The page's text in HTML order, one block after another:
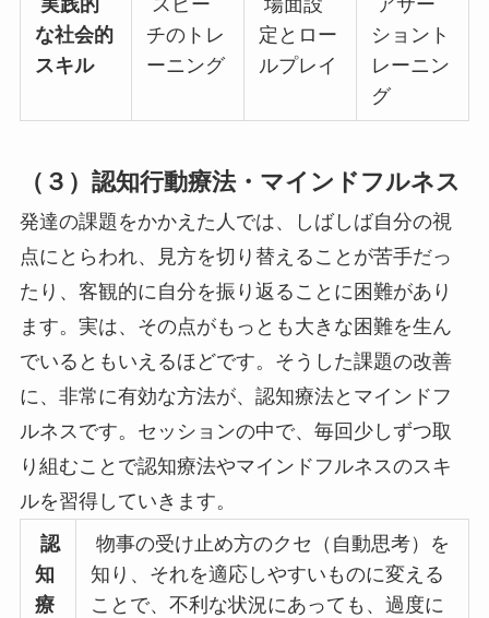
実践的
な社会的
スキル
スピー
チのトレ
ーニング
場面設
定とロー
ルプレイ
アサー
ショント
レーニン
グ
（３）認知行動療法・マインドフルネス
発達の課題をかかえた人では、しばしば自分の視
点にとらわれ、見方を切り替えることが苦手だっ
たり、客観的に自分を振り返ることに困難があり
ます。実は、その点がもっとも大きな困難を生ん
でいるともいえるほどです。そうした課題の改善
に、非常に有効な方法が、認知療法とマインドフ
ルネスです。セッションの中で、毎回少しずつ取
り組むことで認知療法やマインドフルネスのスキ
ルを習得していきます。
認
知
療
物事の受け止め方のクセ（自動思考）を
知り、それを適応しやすいものに変える
ことで、不利な状況にあっても、過度に